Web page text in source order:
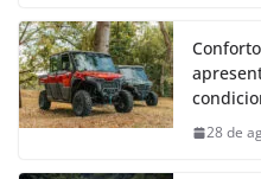
28 de